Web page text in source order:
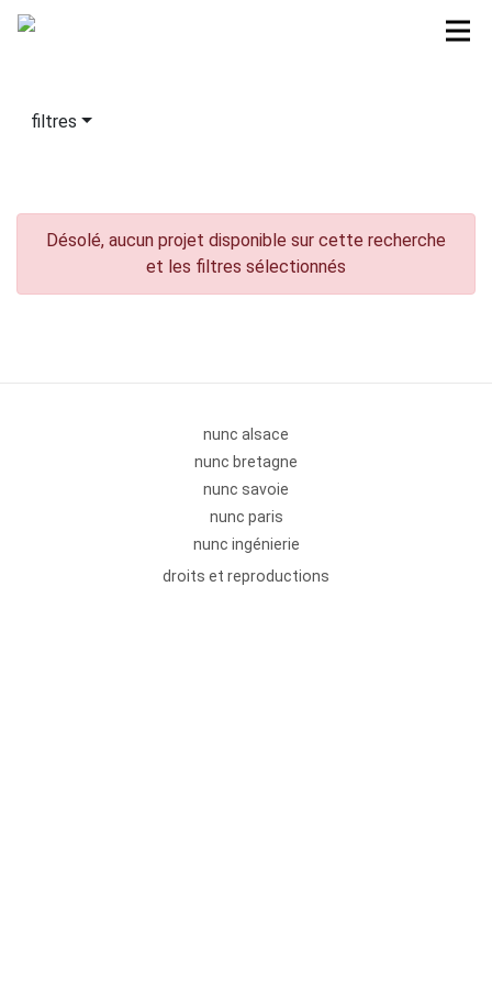
filtres
Désolé, aucun projet disponible sur cette recherche
et les filtres sélectionnés
nunc alsace
nunc bretagne
nunc savoie
nunc paris
nunc ingénierie
droits et reproductions